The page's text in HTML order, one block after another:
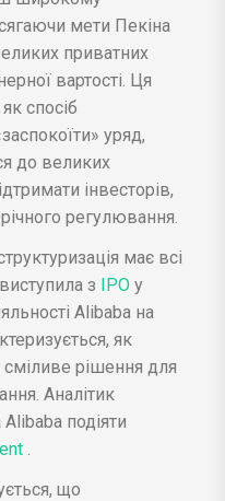
мети Пекіна
приватних
вартості. Ця
спосіб
уряд,
до великих
інвесторів,
регулювання.
має всі
з IPO у
Alibaba на
як
сміливе рішення для
Аналітик
подіяти
що